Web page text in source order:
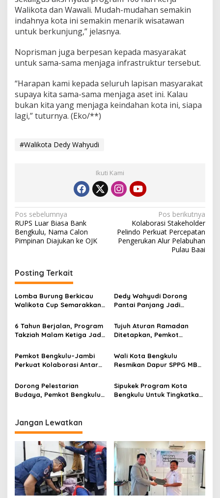
Walikota dan Wawali. Mudah-mudahan semakin
indahnya kota ini semakin menarik wisatawan
untuk berkunjung,” jelasnya.
Noprisman juga berpesan kepada masyarakat
untuk sama-sama menjaga infrastruktur tersebut.
“Harapan kami kepada seluruh lapisan masyarakat
supaya kita sama-sama menjaga aset ini. Kalau
bukan kita yang menjaga keindahan kota ini, siapa
lagi,” tuturnya. (Eko/**)
#Walikota Dedy Wahyudi
Ikuti Kami
Navigasi
pos
Pos sebelumnya
RUPS Luar Biasa Bank
Bengkulu, Nama Calon
Pimpinan Diajukan ke OJK
Pos berikutnya
Kolaborasi Stakeholder
Pelindo Perkuat Percepatan
Pengerukan Alur Pelabuhan
Pulau Baai
Posting Terkait
Lomba Burung Berkicau
Walikota Cup Semarakkan
Sukses
Dedy Wahyudi Dorong
Pantai Panjang Jadi
Penataan Berkelanjutan
6 Tahun Berjalan, Program
Takziah Malam Ketiga Jadi
Bengkulu
Tujuh Aturan Ramadan
Ditetapkan, Pemkot
Ketertiban
Pemkot Bengkulu–Jambi
Perkuat Kolaborasi Antar
Wali Kota Bengkulu
Resmikan Dapur SPPG MBG,
Keamanan dan Kualitas Gizi
Dorong Pelestarian
Budaya, Pemkot Bengkulu
Sipukek Program Kota
Bengkulu Untuk Tingkatkan
Jangan Lewatkan